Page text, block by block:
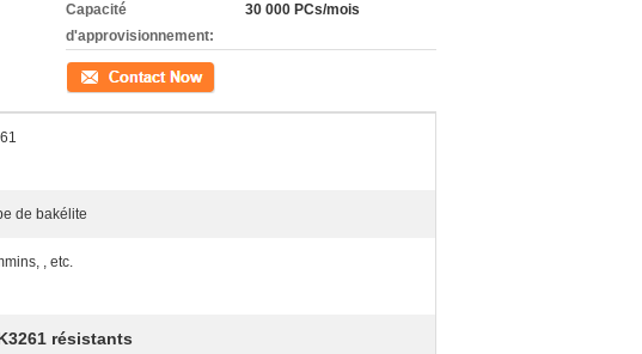
Capacité
d'approvisionnement:
30 000 PCs/mois
Contact
de bakélite
, etc.
résistants